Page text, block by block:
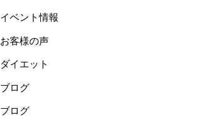
イベント情報
お客様の声
ダイエット
ブログ
ブログ